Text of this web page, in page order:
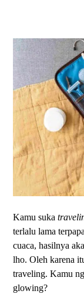
Kamu suka
terlalu lama
cuaca, hasilnya
lho. Oleh karena
traveling. Kamu
glowing?